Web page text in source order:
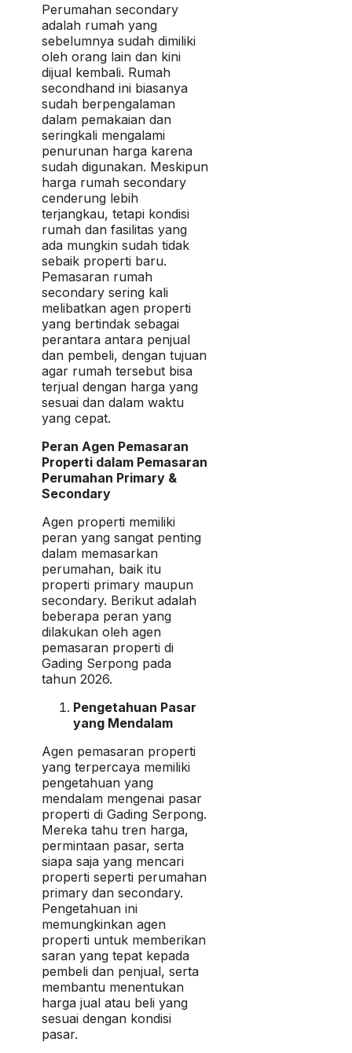
Perumahan secondary
adalah rumah yang
sebelumnya sudah dimiliki
oleh orang lain dan kini
dijual kembali. Rumah
secondhand ini biasanya
sudah berpengalaman
dalam pemakaian dan
seringkali mengalami
penurunan harga karena
sudah digunakan. Meskipun
harga rumah secondary
cenderung lebih
terjangkau, tetapi kondisi
rumah dan fasilitas yang
ada mungkin sudah tidak
sebaik properti baru.
Pemasaran rumah
secondary sering kali
melibatkan agen properti
yang bertindak sebagai
perantara antara penjual
dan pembeli, dengan tujuan
agar rumah tersebut bisa
terjual dengan harga yang
sesuai dan dalam waktu
yang cepat.
Peran Agen Pemasaran
Properti dalam Pemasaran
Perumahan Primary &
Secondary
Agen properti memiliki
peran yang sangat penting
dalam memasarkan
perumahan, baik itu
properti primary maupun
secondary. Berikut adalah
beberapa peran yang
dilakukan oleh agen
pemasaran properti di
Gading Serpong pada
tahun 2026.
Pengetahuan Pasar
yang Mendalam
Agen pemasaran properti
yang terpercaya memiliki
pengetahuan yang
mendalam mengenai pasar
properti di Gading Serpong.
Mereka tahu tren harga,
permintaan pasar, serta
siapa saja yang mencari
properti seperti perumahan
primary dan secondary.
Pengetahuan ini
memungkinkan agen
properti untuk memberikan
saran yang tepat kepada
pembeli dan penjual, serta
membantu menentukan
harga jual atau beli yang
sesuai dengan kondisi
pasar.